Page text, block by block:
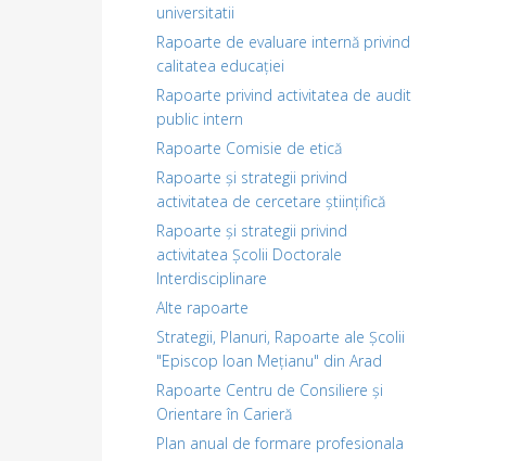
universitatii
Rapoarte de evaluare internă privind
calitatea educației
Rapoarte privind activitatea de audit
public intern
Rapoarte Comisie de etică
Rapoarte și strategii privind
activitatea de cercetare științifică
Rapoarte și strategii privind
activitatea Școlii Doctorale
Interdisciplinare
Alte rapoarte
Strategii, Planuri, Rapoarte ale Școlii
"Episcop Ioan Mețianu" din Arad
Rapoarte Centru de Consiliere și
Orientare în Carieră
Plan anual de formare profesionala